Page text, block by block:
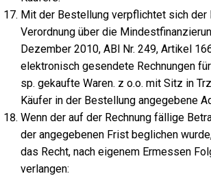
Mit der Bestellung verpflichtet sich der
Verordnung über die
Dezember 2010, ABl Nr. 249, Artikel
elektronisch gesendete Rechnungen
sp. gekaufte Waren. z o.o. mit Sitz in
Käufer in der Bestellung angegebene
Wenn der auf der Rechnung fällige
der angegebenen Frist beglichen
das Recht, nach eigenem Ermessen
verlangen: